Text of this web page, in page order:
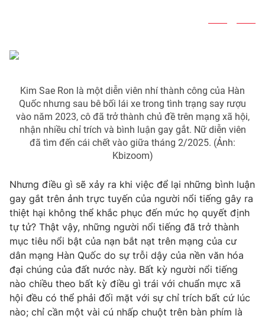
Kim Sae Ron là một diễn viên nhí thành công của Hàn
Quốc nhưng sau bê bối lái xe trong tình trạng say rượu
vào năm 2023, cô đã trở thành chủ đề trên mạng xã hội,
nhận nhiều chỉ trích và bình luận gay gắt. Nữ diễn viên
đã tìm đến cái chết vào giữa tháng 2/2025. (Ảnh:
Kbizoom)
Nhưng điều gì sẽ xảy ra khi việc để lại những bình luận
gay gắt trên ảnh trực tuyến của người nổi tiếng gây ra
thiệt hại không thể khắc phục đến mức họ quyết định
tự tử? Thật vậy, những người nổi tiếng đã trở thành
mục tiêu nổi bật của nạn bắt nạt trên mạng của cư
dân mạng Hàn Quốc do sự trỗi dậy của nền văn hóa
đại chúng của đất nước này. Bất kỳ người nổi tiếng
nào chiều theo bất kỳ điều gì trái với chuẩn mực xã
hội đều có thể phải đối mặt với sự chỉ trích bất cứ lúc
nào; chỉ cần một vài cú nhấp chuột trên bàn phím là